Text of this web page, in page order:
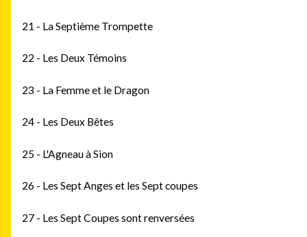
21 - La Septième Trompette
22 - Les Deux Témoins
23 - La Femme et le Dragon
24 - Les Deux Bêtes
25 - L'Agneau à Sion
26 - Les Sept Anges et les Sept coupes
27 - Les Sept Coupes sont renversées